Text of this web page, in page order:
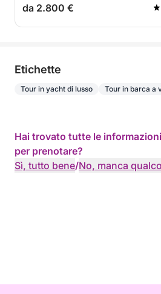
da 2.800 €
Etichette
Tour in yacht di lusso Tour in barca a
Hai trovato tutte le
per prenotare?
Sì, tutto bene/No, manca